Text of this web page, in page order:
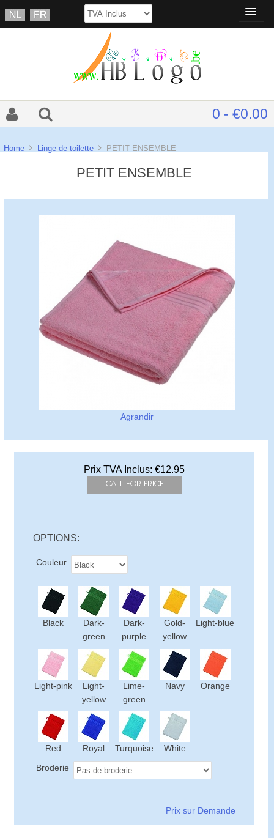
0 - €0.00
Home Linge de toilette PETIT ENSEMBLE
PETIT ENSEMBLE
Agrandir
Prix TVA Inclus:€12.95
OPTIONS:
Couleur
Black
Dark-
green
Dark-
purple
Gold-
yellow
Light-blue
Light-pink
Light-
yellow
Lime-
green
Navy Orange
Red Royal Turquoise White
Broderie
Prix sur Demande